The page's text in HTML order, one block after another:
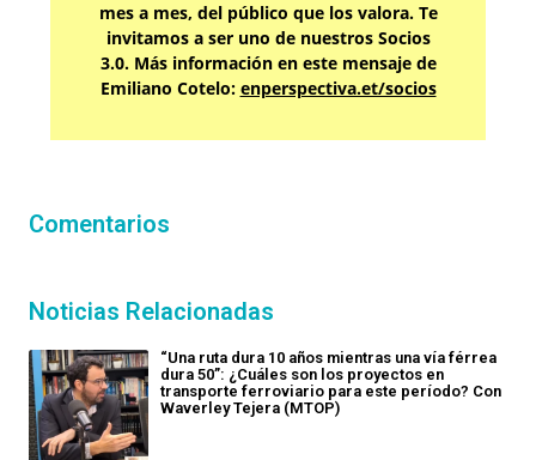
mes a mes, del público que los valora. Te
invitamos a ser uno de nuestros Socios
3.0. Más información en este mensaje de
Emiliano Cotelo: enperspectiva.et/socios
Comentarios
Noticias Relacionadas
“Una ruta dura 10 años mientras una vía férrea
dura 50”: ¿Cuáles son los proyectos en
transporte ferroviario para este período? Con
Waverley Tejera (MTOP)